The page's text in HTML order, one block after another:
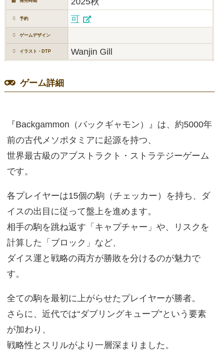
予約 可
ゲームデザイン
イラスト・DTP Wanjin Gill
ゲーム詳細
『Backgammon（バックギャモン）』は、約5000年
前の古代メソポタミアに起源を持つ、
世界最古級のアブストラクト・ストラテジーゲーム
です。
各プレイヤーは15個の駒（チェッカー）を持ち、ダ
イスの出目に従って盤上を進めます。
相手の駒を跳ね返す「キャプチャー」や、リスクを
計算した「ブロック」など、
ダイス運と戦略の両方が勝敗を分けるのが魅力で
す。
全ての駒を最初に上がらせたプレイヤーが勝者。
さらに、近代では“ダブリングキューブ”という要素
が加わり、
戦略性とスリルがより一層深まりました。